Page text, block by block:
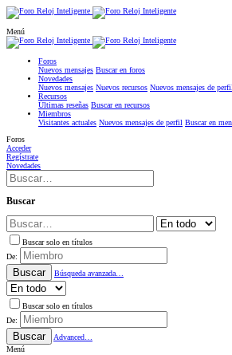
Menú
Foros
Nuevos mensajes Buscar en foros
Novedades
Nuevos mensajes Nuevos recursos Nuevos mensajes de perfil
Recursos
Últimas reseñas Buscar en recursos
Miembros
Visitantes actuales Nuevos mensajes de perfil Buscar en
Foros
Acceder
Regístrate
Novedades
Buscar
Buscar solo en títulos
De:
Buscar Búsqueda avanzada…
Buscar solo en títulos
De:
Buscar
Advanced…
Menú